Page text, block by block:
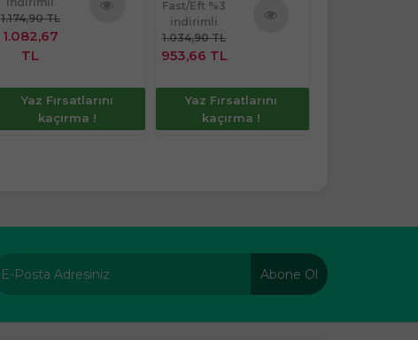
1.174,90 TL
1.082,67
TL
Yaz Fırsatlarını
kaçırma !
Fast/Eft %3
indirimli
1.034,90 TL
953,66 TL
Yaz Fırsatlarını
kaçırma !
Abone Ol